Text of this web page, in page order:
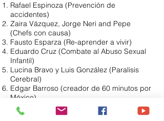
Rafael Espinoza (Prevención de
accidentes)
Zaira Vázquez, Jorge Neri and Pepe
(Chefs con causa)
Fausto Esparza (Re-aprender a vivir)
Eduardo Cruz (Combate al Abuso Sexual
Infantil)
Lucina Bravo y Luis González (Paralisis
Cerebral)
Edgar Barroso (creador de 60 minutos por
México)
Rogelio Padilla (Rescata a niños de la
calle)